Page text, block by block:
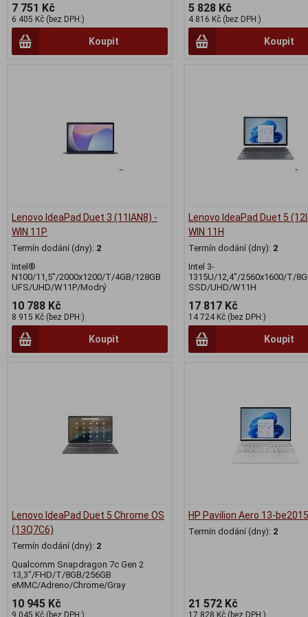
7 751 Kč
6 405 Kč (bez DPH:)
Koupit
5 828 Kč
4 816 Kč (bez DPH:)
Koupit
Lenovo IdeaPad Duet 3 (11IAN8) -
WIN 11P
Termín dodání (dny): 2
Intel®
N100/11,5"/2000x1200/T/4GB/128GB
UFS/UHD/W11P/Modrý
10 788 Kč
8 915 Kč (bez DPH:)
Koupit
Lenovo IdeaPad Duet 5
WIN 11H
Termín dodání (dny): 2
Intel 3-
1315U/12,4"/2560x1600/T/
SSD/UHD/W11H
17 817 Kč
14 724 Kč (bez DPH:)
Koupit
Lenovo IdeaPad Duet 5 Chrome OS
(13Q7C6)
Termín dodání (dny): 2
Qualcomm Snapdragon 7c Gen 2
13,3"/FHD/T/8GB/256GB
eMMC/Adreno/Chrome/Gray
10 945 Kč
9 045 Kč (bez DPH:)
HP Pavilion Aero 13-
Termín dodání (dny): 2
21 572 Kč
17 828 Kč (bez DPH:)